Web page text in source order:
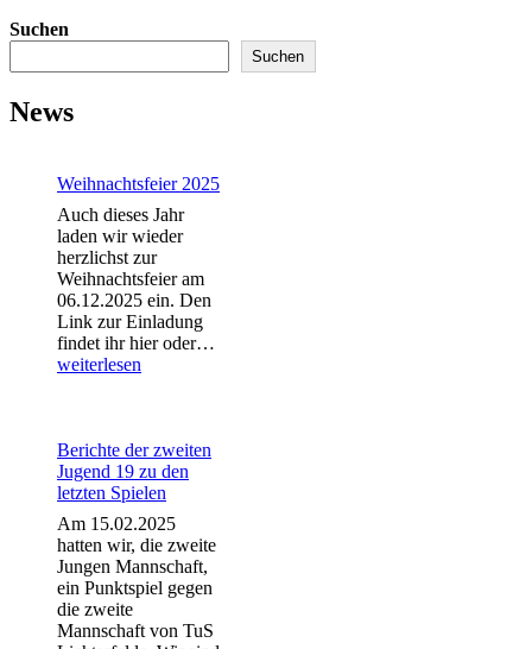
Suchen
Suchen
News
Weihnachtsfeier 2025
Auch dieses Jahr
laden wir wieder
herzlichst zur
Weihnachtsfeier am
06.12.2025 ein. Den
Link zur Einladung
findet ihr hier oder…
weiterlesen
Berichte der zweiten
Jugend 19 zu den
letzten Spielen
Am 15.02.2025
hatten wir, die zweite
Jungen Mannschaft,
ein Punktspiel gegen
die zweite
Mannschaft von TuS